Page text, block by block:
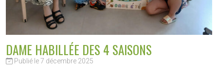
DAME HABILLÉE DES 4 SAISONS
Publié le 7 décembre 2025